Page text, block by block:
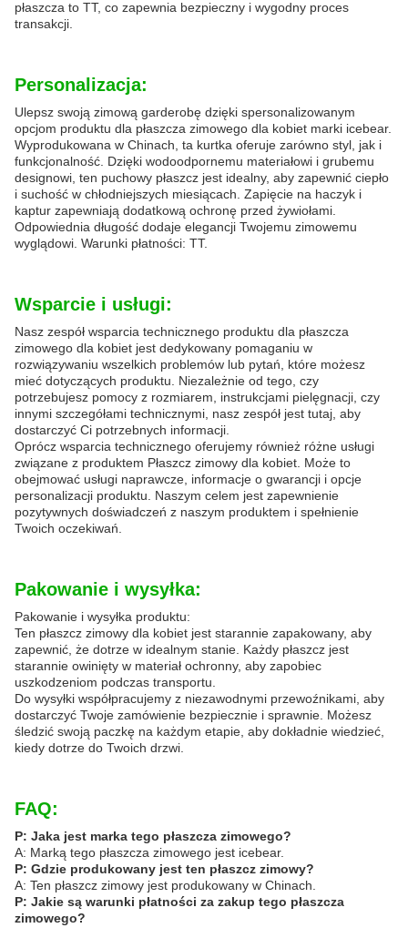
płaszcza to TT, co zapewnia bezpieczny i wygodny proces
transakcji.
Personalizacja:
Ulepsz swoją zimową garderobę dzięki spersonalizowanym
opcjom produktu dla płaszcza zimowego dla kobiet marki icebear.
Wyprodukowana w Chinach, ta kurtka oferuje zarówno styl, jak i
funkcjonalność. Dzięki wodoodpornemu materiałowi i grubemu
designowi, ten puchowy płaszcz jest idealny, aby zapewnić ciepło
i suchość w chłodniejszych miesiącach. Zapięcie na haczyk i
kaptur zapewniają dodatkową ochronę przed żywiołami.
Odpowiednia długość dodaje elegancji Twojemu zimowemu
wyglądowi. Warunki płatności: TT.
Wsparcie i usługi:
Nasz zespół wsparcia technicznego produktu dla płaszcza
zimowego dla kobiet jest dedykowany pomaganiu w
rozwiązywaniu wszelkich problemów lub pytań, które możesz
mieć dotyczących produktu. Niezależnie od tego, czy
potrzebujesz pomocy z rozmiarem, instrukcjami pielęgnacji, czy
innymi szczegółami technicznymi, nasz zespół jest tutaj, aby
dostarczyć Ci potrzebnych informacji.
Oprócz wsparcia technicznego oferujemy również różne usługi
związane z produktem Płaszcz zimowy dla kobiet. Może to
obejmować usługi naprawcze, informacje o gwarancji i opcje
personalizacji produktu. Naszym celem jest zapewnienie
pozytywnych doświadczeń z naszym produktem i spełnienie
Twoich oczekiwań.
Pakowanie i wysyłka:
Pakowanie i wysyłka produktu:
Ten płaszcz zimowy dla kobiet jest starannie zapakowany, aby
zapewnić, że dotrze w idealnym stanie. Każdy płaszcz jest
starannie owinięty w materiał ochronny, aby zapobiec
uszkodzeniom podczas transportu.
Do wysyłki współpracujemy z niezawodnymi przewoźnikami, aby
dostarczyć Twoje zamówienie bezpiecznie i sprawnie. Możesz
śledzić swoją paczkę na każdym etapie, aby dokładnie wiedzieć,
kiedy dotrze do Twoich drzwi.
FAQ:
P: Jaka jest marka tego płaszcza zimowego?
A: Marką tego płaszcza zimowego jest icebear.
P: Gdzie produkowany jest ten płaszcz zimowy?
A: Ten płaszcz zimowy jest produkowany w Chinach.
P: Jakie są warunki płatności za zakup tego płaszcza
zimowego?